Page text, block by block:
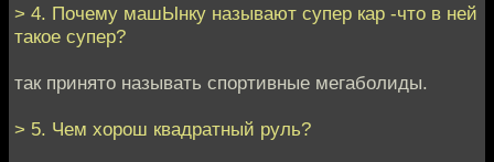
> 4. Почему машЫнку называют супер кар -что в ней
такое супер?
так принято называть спортивные мегаболиды.
> 5. Чем хорош квадратный руль?